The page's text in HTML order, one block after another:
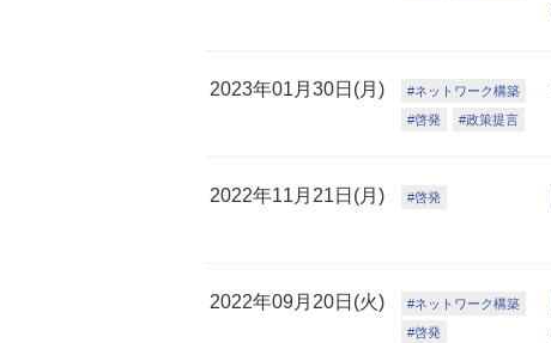
2023年01月30日(月)
ネットワーク構築
啓発
政策提言
2022年11月21日(月) 啓発
2022年09月20日(火)
ネットワーク構築
啓発